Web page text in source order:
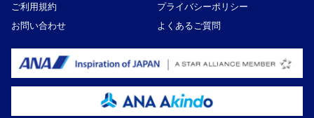
ご利用規約
プライバシーポリシー
お問い合わせ
よくあるご質問